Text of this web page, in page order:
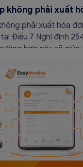
không phải xuất
phải xuất hóa
Điều 7 Nghị định
hợp này sẽ giúp
không cần thiết hoặc